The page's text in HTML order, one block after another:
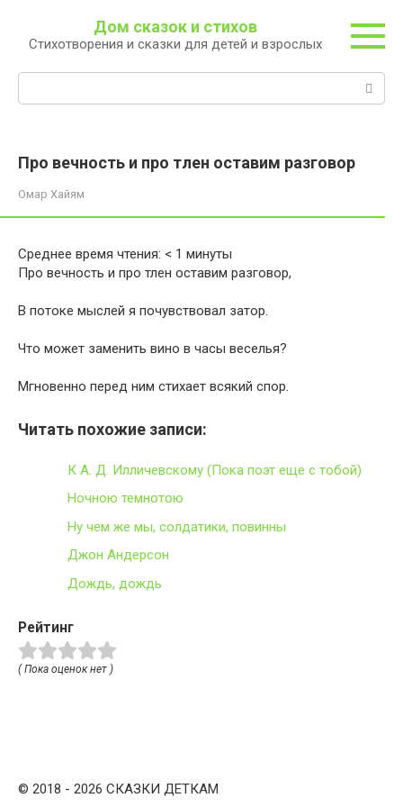
контенту
Дом сказок и стихов
Стихотворения и сказки для детей и взрослых
Про вечность и про тлен оставим разговор
Омар Хайям
Среднее время чтения: < 1 минуты
Про вечность и про тлен оставим разговор,
В потоке мыслей я почувствовал затор.
Что может заменить вино в часы веселья?
Мгновенно перед ним стихает всякий спор.
Читать похожие записи:
К А. Д. Илличевскому (Пока поэт еще с тобой)
Ночною темнотою
Ну чем же мы, солдатики, повинны
Джон Андерсон
Дождь, дождь
Рейтинг
( Пока оценок нет )
© 2018 - 2026 СКАЗКИ ДЕТКАМ